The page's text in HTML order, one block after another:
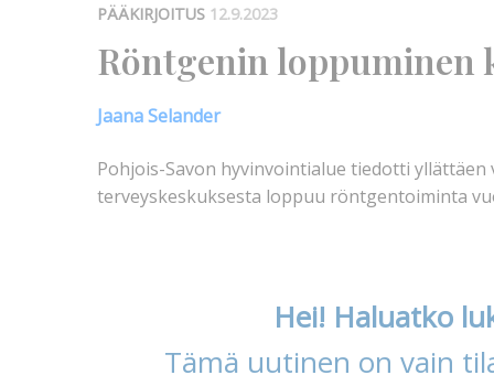
PÄÄKIRJOITUS 12.9.2023
Röntgenin loppuminen
Jaana Selander
Pohjois-Savon hyvinvointialue tiedotti yllättäen
terveyskeskuksesta loppuu röntgentoiminta
Hei! Haluatko
Tämä uutinen on vain